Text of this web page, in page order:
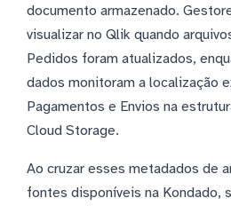
documento armazenado.
visualizar no Qlik quando
Pedidos foram atualizados,
dados monitoram a localização
Pagamentos e Envios na
Cloud Storage.
Ao cruzar esses metadados de
fontes disponíveis na Kondado,